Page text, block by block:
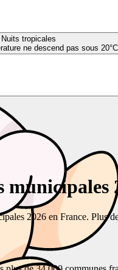
Nuits tropicales
ne descend pas sous 20°C
2026 en France. Plus